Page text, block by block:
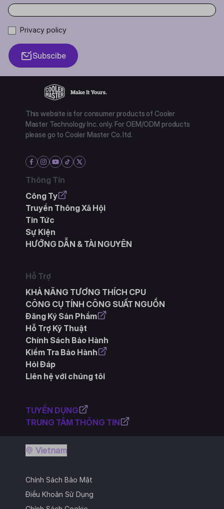
Privacy policy
Subscibe
This website is for consumer products of Cooler
Master Technology Inc. only. For OEM/ODM products
please go to Cooler Master Co. ltd.
Thông Tin
Công Ty
Truyền Thông Xã Hội
Tin Tức
Sự Kiện
HƯỚNG DẪN & TÀI NGUYÊN
Hỗ Trợ
KHẢ NĂNG TƯƠNG THÍCH CPU
CÔNG CỤ TÍNH CÔNG SUẤT NGUỒN
Đăng Ký Sản Phẩm
Hỗ Trợ Kỹ Thuật
Chính Sách Bảo Hành
Kiểm Tra Bảo Hành
Hỏi Đáp
Liên hệ với chúng tôi
TUYỂN DỤNG
TRUNG TÂM THÔNG TIN
Chính Sách Bảo Mật
Điều Khoản Sử Dụng
Vietnam